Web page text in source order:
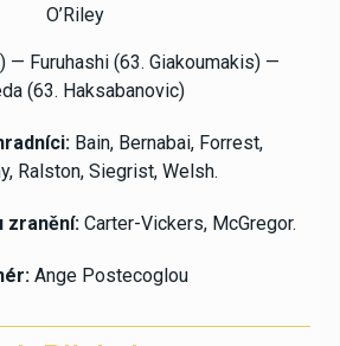
O’Riley
— Furuhashi (63. Giakoumakis)—
(63. Haksabanovic)
Bain, Bernabai, Forrest,
Ralston, Siegrist, Welsh.
zranění:Carter-Vickers, McGregor.
Ange Postecoglou